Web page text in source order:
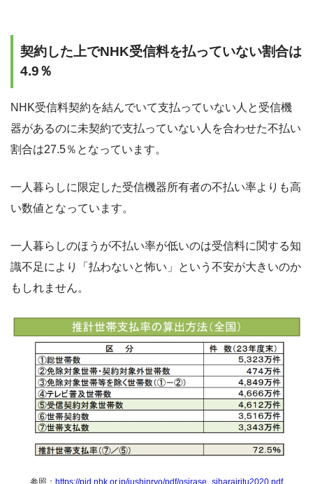
契約した上でNHK受信料を払っていない割合は
4.9％
NHK受信料契約を結んでいて支払っていない人と受信機
器があるのに未契約で支払っていない人を合わせた不払い
割合は27.5％となっています。
一人暮らしに限定した受信機器所有者の不払い率よりも高
い数値となっています。
一人暮らしのほうが不払い率が低いのは受信料に関する知
識不足により「払わないと怖い」という不安が大きいのか
もしれません。
参照： https://pid.nhk.or.jp/jushinryo/pdf/osirase_siharairitu2020.pdf